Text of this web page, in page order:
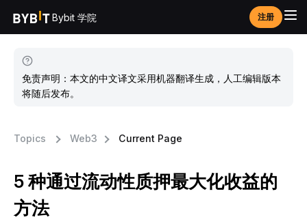
Bybit 学院 注册
免责声明：本文的中文译文采用机器翻译生成，人工编辑版本
将随后发布。
Topics Web3 Current Page
5 种通过流动性质押最大化收益的
方法